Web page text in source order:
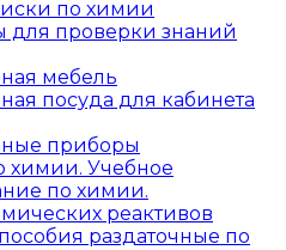
по химии
для проверки знаний
мебель
посуда для кабинета
приборы
химии. Учебное
по химии.
реактивов
раздаточные по